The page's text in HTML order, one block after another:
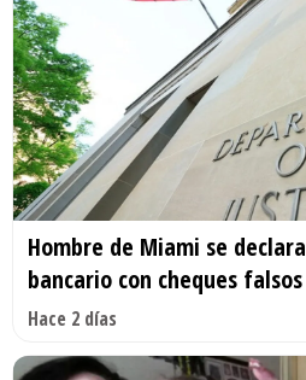
Hombre de Miami se
bancario con cheques
Hace 2 días